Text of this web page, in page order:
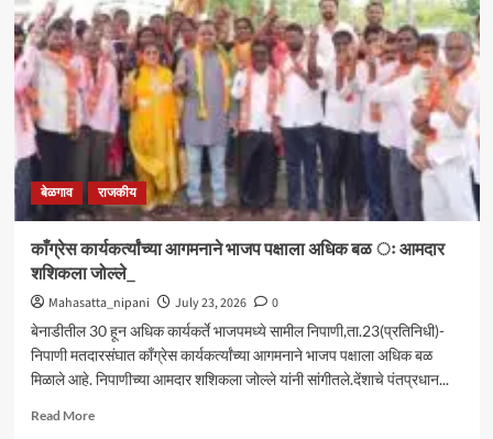
बेळगाव राजकीय
काँग्रेस कार्यकर्त्यांच्या आगमनाने भाजप पक्षाला अधिक बळ ः आमदार
शशिकला जोल्ले_
Mahasatta_nipani July 23, 2026
0
बेनाडीतील 30 हून अधिक कार्यकर्ते भाजपमध्ये सामील निपाणी,ता.23(प्रतिनिधी)-
निपाणी मतदारसंघात काँग्रेस कार्यकर्त्यांच्या आगमनाने भाजप पक्षाला अधिक बळ
मिळाले आहे. निपाणीच्या आमदार शशिकला जोल्ले यांनी सांगीतले.देंशाचे पंतप्रधान...
Read MoreRead